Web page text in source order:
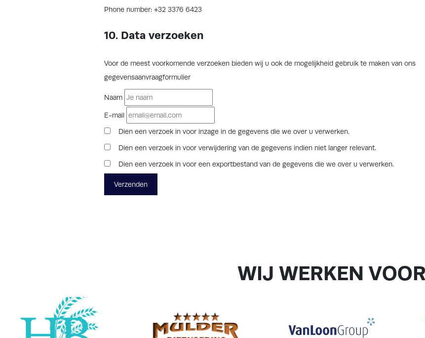
Phone number: +32 3376 6423
10. Data verzoeken
Voor de meest voorkomende verzoeken bieden wij u ook de mogelijkheid gebruik te maken van ons
gegevensaanvraagformulier
Naam
E-mail
Dien een verzoek in voor inzage in de gegevens die we over u verwerken.
Dien een verzoek in voor verwijdering van de gegevens indien niet langer relevant.
Dien een verzoek in voor een exportbestand van de gegevens die we over u verwerken.
WIJ WERKEN VOOR